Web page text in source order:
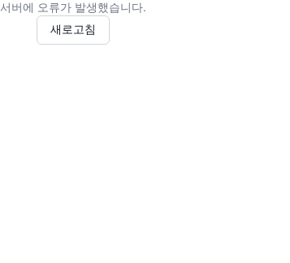
서버에 오류가 발생했습니다.
새로고침